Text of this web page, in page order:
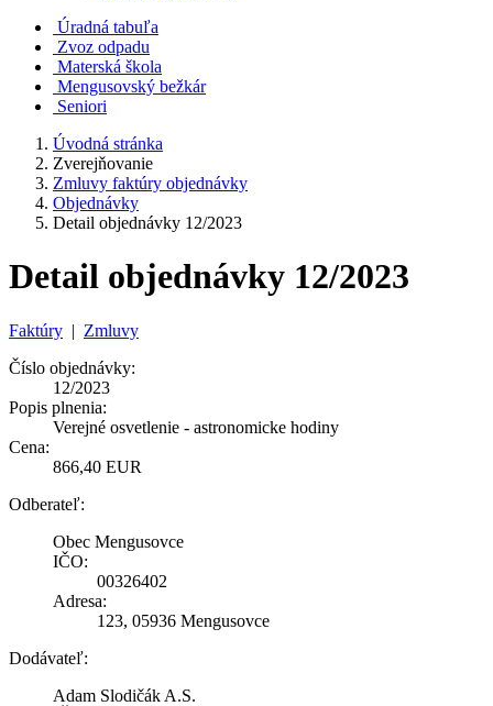
Úradná tabuľa
Zvoz odpadu
Materská škola
Mengusovský bežkár
Seniori
Úvodná stránka
Zverejňovanie
Zmluvy faktúry objednávky
Objednávky
Detail objednávky 12/2023
Detail objednávky 12/2023
Faktúry | Zmluvy
Číslo objednávky:
12/2023
Popis plnenia:
Verejné osvetlenie - astronomicke hodiny
Cena:
866,40 EUR
Odberateľ:
Obec Mengusovce
IČO:
00326402
Adresa:
123, 05936 Mengusovce
Dodávateľ:
Adam Slodičák A.S.